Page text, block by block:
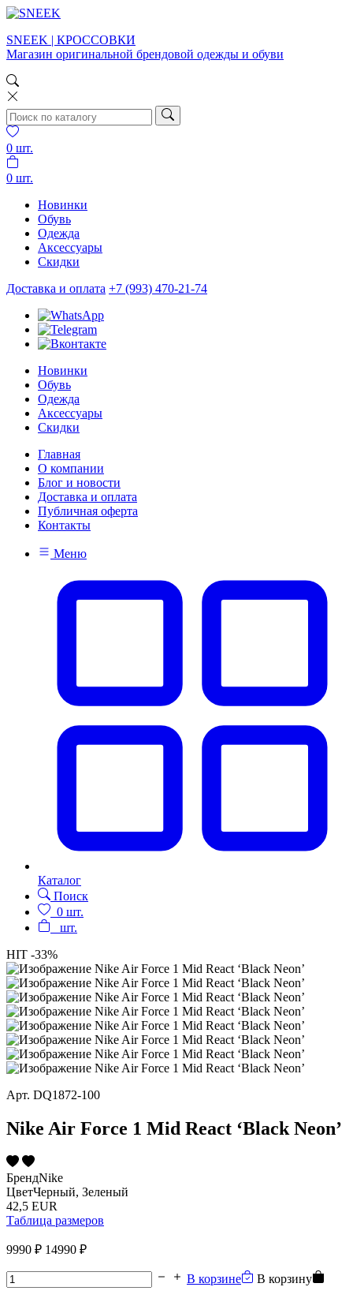
SNEEK | КРОССОВКИ
Магазин оригинальной брендовой одежды и обуви
0 шт.
0 шт.
Новинки
Обувь
Одежда
Аксессуары
Скидки
Доставка и оплата +7 (993) 470-21-74
Новинки
Обувь
Одежда
Аксессуары
Скидки
Главная
О компании
Блог и новости
Доставка и оплата
Публичная оферта
Контакты
Меню
Каталог
Поиск
0 шт.
шт.
HIT -33%
Арт. DQ1872-100
Nike Air Force 1 Mid React ‘Black Neon’
БрендNike
ЦветЧерный, Зеленый
42,5 EUR
Таблица размеров
9990 ₽ 14990 ₽
В корзине В корзину